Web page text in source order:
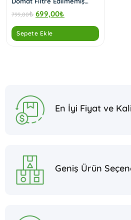
799,00₺ 699,00₺
Sepete Ekle
En İyi Fiyat ve
Geniş Ürün